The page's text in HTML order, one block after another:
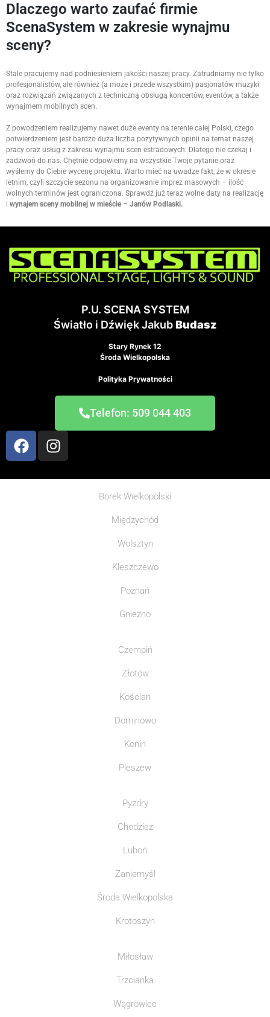
Dlaczego warto zaufać firmie
ScenaSystem w zakresie wynajmu
sceny?
Stale pracujemy nad podniesieniem jakości naszej pracy. Zatrudniamy nie tylko
profesjonalistów, ale również (a może i przede wszystkim) pasjonatów muzyki
oraz rozwiązań związanych z techniczną obsługą koncertów, eventów, a także
wynajmem mobilnych scen.
Z powodzeniem realizujemy nawet duże eventy na terenie całej Polski, czego
potwierdzeniem jest bardzo duża liczba pozytywnych opinii na temat naszej
pracy oraz usług z zakresu wynajmu scen estradowych. Dlatego nie czekaj i
zadzwoń do nas. Chętnie odpowiemy na wszystkie Twoje pytanie oraz
wyślemy do Ciebie wycenę projektu. Warto mieć na uwadze fakt, że w okresie
letnim, czyli szczycie sezonu na organizowanie imprez masowych – ilość
wolnych terminów jest ograniczona. Sprawdź już teraz wolne daty na realizację
i wynajem sceny mobilnej w mieście – Janów Podlaski.
P.U. SCENA SYSTEM
Światło i Dźwięk JakubBudasz
Stary Rynek 12
Środa Wielkopolska
Polityka Prywatności
Telefon: 509 044 403
Borek Wielkopolski
Międzychód
Wolsztyn
Kleszczewo
Poznań
Gniezno
Czempiń
Złotów
Kościan
Dominowo
Konin
Pleszew
Pyzdry
Chodzież
Luboń
Zaniemyśl
Środa Wielkopolska
Krotoszyn
Miłosław
Trzcianka
Wągrowiec